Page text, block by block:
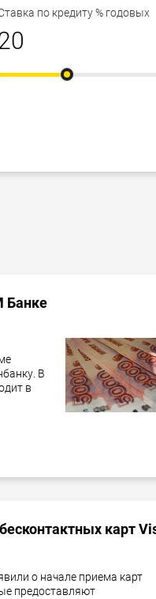
по кредиту % годовых
В
в
карт
о начале приема карт
предоставляют